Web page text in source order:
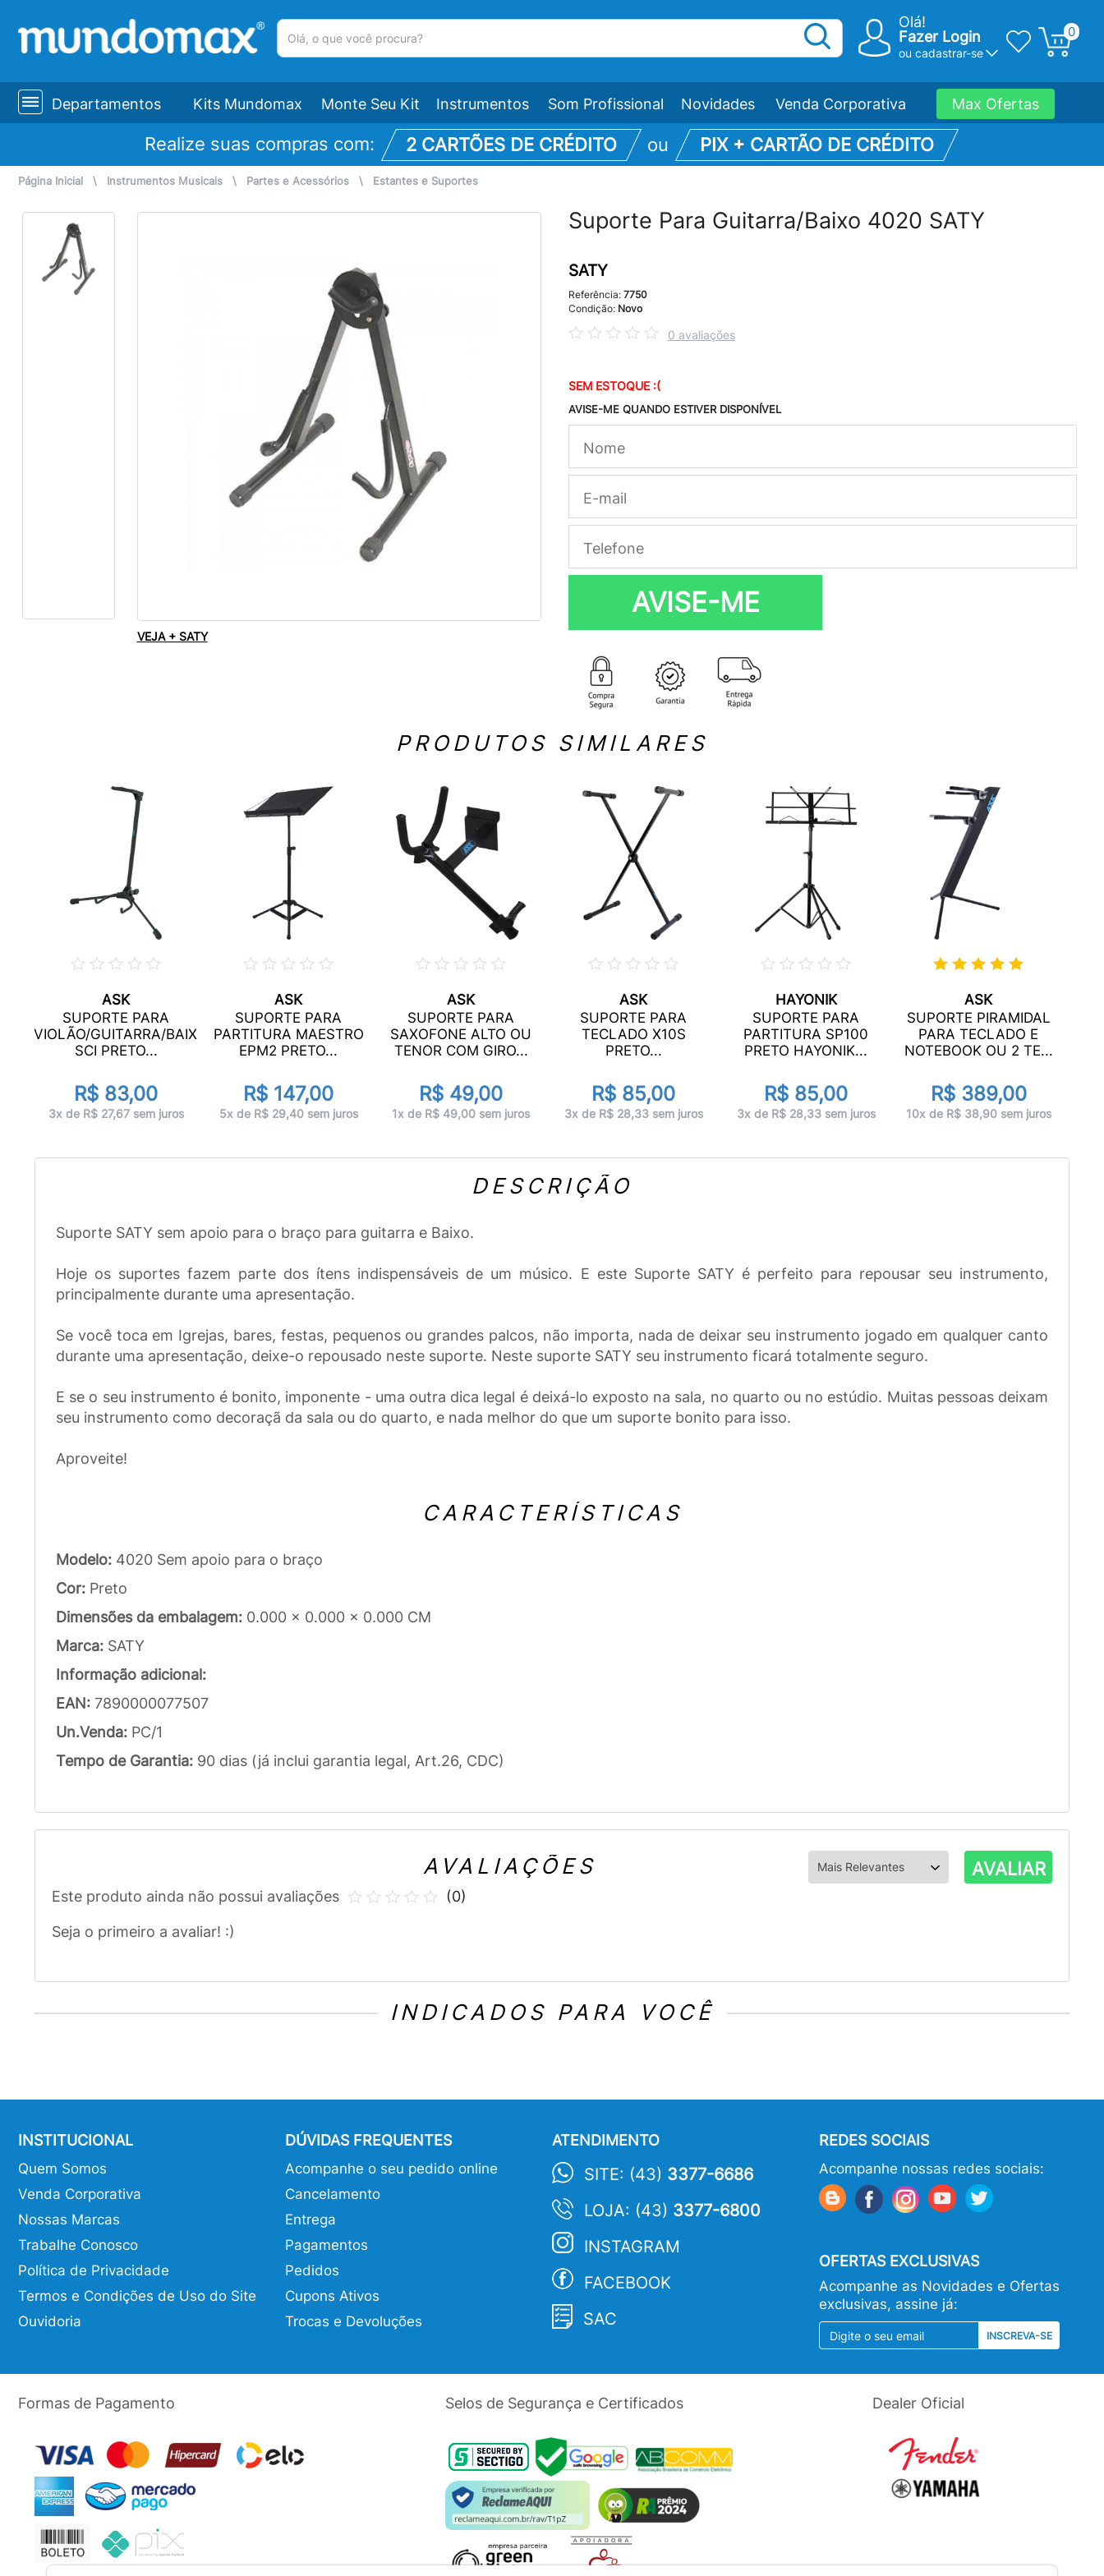
Olá!
Fazer Login
ou cadastrar-se
0
Departamentos Kits Mundomax Monte Seu Kit Instrumentos Som Profissional Novidades Venda Corporativa Max Ofertas
Realize suas compras com: 2 CARTÕES DE CRÉDITO ou PIX + CARTÃO DE CRÉDITO
Página Inicial \ Instrumentos Musicais \ Partes e Acessórios \ Estantes e Suportes
VEJA + SATY
Suporte Para Guitarra/Baixo 4020 SATY
SATY
Referência: 7750
Condição: Novo
0 avaliações
SEM ESTOQUE :(
AVISE-ME QUANDO ESTIVER DISPONÍVEL
AVISE-ME
PRODUTOS SIMILARES
ASK
SUPORTE PARA
VIOLÃO/GUITARRA/BAIXO
SCI PRETO...
R$ 83,00
3x de R$ 27,67 sem juros
ASK
SUPORTE PARA
PARTITURA MAESTRO
EPM2 PRETO...
R$ 147,00
5x de R$ 29,40 sem juros
ASK
SUPORTE PARA
SAXOFONE ALTO OU
TENOR COM GIRO...
R$ 49,00
1x de R$ 49,00 sem juros
ASK
SUPORTE PARA
TECLADO X10S
PRETO...
R$ 85,00
3x de R$ 28,33 sem juros
HAYONIK
SUPORTE PARA
PARTITURA SP100
PRETO HAYONIK...
R$ 85,00
3x de R$ 28,33 sem juros
ASK
SUPORTE PIRAMIDAL
PARA TECLADO E
NOTEBOOK OU 2 TE...
R$ 389,00
10x de R$ 38,90 sem juros
DESCRIÇÃO
Suporte SATY sem apoio para o braço para guitarra e Baixo.
Hoje os suportes fazem parte dos ítens indispensáveis de um músico. E este Suporte SATY é perfeito para repousar seu instrumento,
principalmente durante uma apresentação.
Se você toca em Igrejas, bares, festas, pequenos ou grandes palcos, não importa, nada de deixar seu instrumento jogado em qualquer canto
durante uma apresentação, deixe-o repousado neste suporte. Neste suporte SATY seu instrumento ficará totalmente seguro.
E se o seu instrumento é bonito, imponente - uma outra dica legal é deixá-lo exposto na sala, no quarto ou no estúdio. Muitas pessoas deixam
seu instrumento como decoraçã da sala ou do quarto, e nada melhor do que um suporte bonito para isso.
Aproveite!
CARACTERÍSTICAS
Modelo: 4020 Sem apoio para o braço
Cor: Preto
Dimensões da embalagem: 0.000 x 0.000 x 0.000 CM
Marca: SATY
Informação adicional:
EAN: 7890000077507
Un.Venda: PC/1
Tempo de Garantia: 90 dias (já inclui garantia legal, Art.26, CDC)
AVALIAÇÕES AVALIAR
Este produto ainda não possui avaliações
Seja o primeiro a avaliar! :)
(0)
INDICADOS PARA VOCÊ
INSTITUCIONAL
Quem Somos
Venda Corporativa
Nossas Marcas
Trabalhe Conosco
Política de Privacidade
Termos e Condições de Uso do Site
Ouvidoria
DÚVIDAS FREQUENTES
Acompanhe o seu pedido online
Cancelamento
Entrega
Pagamentos
Pedidos
Cupons Ativos
Trocas e Devoluções
ATENDIMENTO
SITE: (43) 3377-6686
LOJA: (43) 3377-6800
INSTAGRAM
FACEBOOK
SAC
REDES SOCIAIS
Acompanhe nossas redes sociais:
OFERTAS EXCLUSIVAS
Acompanhe as Novidades e Ofertas
exclusivas, assine já:
INSCREVA-SE
Formas de Pagamento Selos de Segurança e Certificados Dealer Oficial